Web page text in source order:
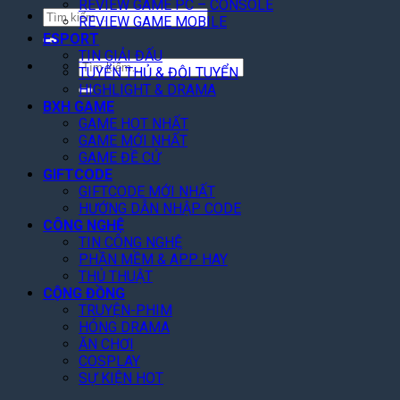
Tìm
kiếm:
Tìm
kiếm:
REVIEW GAME PC – CONSOLE
REVIEW GAME MOBILE
ESPORT
TIN GIẢI ĐẤU
TUYỂN THỦ & ĐỘI TUYỂN
HIGHLIGHT & DRAMA
BXH GAME
GAME HOT NHẤT
GAME MỚI NHẤT
GAME ĐỀ CỬ
GIFTCODE
GIFTCODE MỚI NHẤT
HƯỚNG DẪN NHẬP CODE
CÔNG NGHỆ
TIN CÔNG NGHỆ
PHẦN MỀM & APP HAY
THỦ THUẬT
CỘNG ĐỒNG
TRUYỆN-PHIM
HÓNG DRAMA
ĂN CHƠI
COSPLAY
SỰ KIỆN HOT